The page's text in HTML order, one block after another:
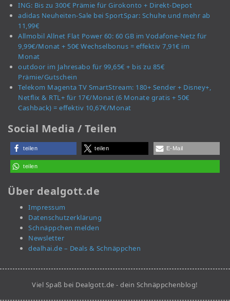
ING: Bis zu 300€ Prämie für Girokonto + Direkt-Depot
adidas Neuheiten-Sale bei SportSpar: Schuhe und mehr ab
11,99€
Allmobil Allnet Flat Power 60: 60 GB im Vodafone-Netz für
9,99€/Monat + 50€ Wechselbonus = effektiv 7,91€ im
Monat
outdoor im Jahresabo für 99,65€ + bis zu 85€
Prämie/Gutschein
Telekom Magenta TV SmartStream: 180+ Sender + Disney+,
Netflix & RTL+ für 17€/Monat (6 Monate gratis + 50€
Cashback) = effektiv 10,67€/Monat
Social Media / Teilen
teilen teilen E-Mail
teilen
Über dealgott.de
Impressum
Datenschutzerklärung
Schnäppchen melden
Newsletter
dealhai.de – Deals & Schnäppchen
Viel Spaß bei Dealgott.de - dein Schnäppchenblog!